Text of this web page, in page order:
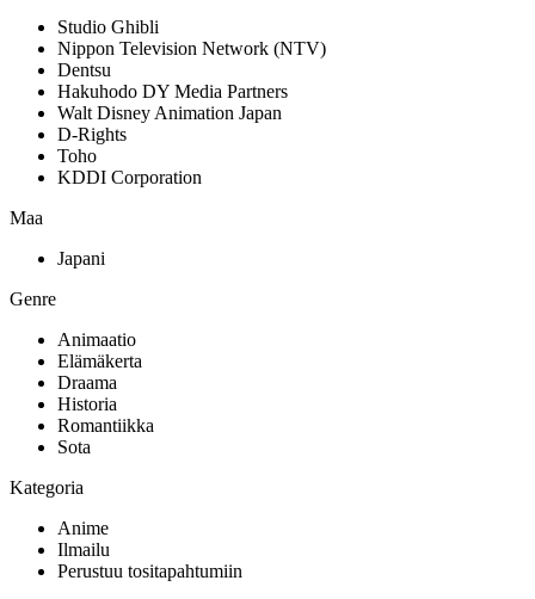
Studio Ghibli
Nippon Television Network (NTV)
Dentsu
Hakuhodo DY Media Partners
Walt Disney Animation Japan
D-Rights
Toho
KDDI Corporation
Maa
Japani
Genre
Animaatio
Elämäkerta
Draama
Historia
Romantiikka
Sota
Kategoria
Anime
Ilmailu
Perustuu tositapahtumiin